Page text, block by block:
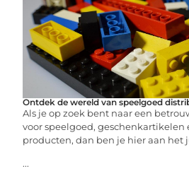
Ontdek de wereld van speelgoed
Als je op zoek bent naar een
voor speelgoed, geschenkartikelen
producten, dan ben je hier aan het
...